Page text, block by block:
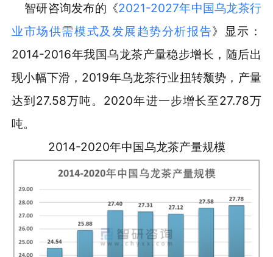
智研咨询发布的《2021-2027年中国乌龙茶行
业市场供需模式及发展趋势分析报告》显示：
2014-2016年我国乌龙茶产量稳步增长，随后出
现小幅下滑，2019年乌龙茶行业扭转颓势，产量
达到27.58万吨。2020年进一步增长至27.78万
吨。
2014-2020年中国乌龙茶产量规模